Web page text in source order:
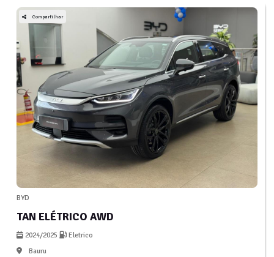
Compartilhar
BYD
TAN ELÉTRICO AWD
2024/2025
Eletrico
Bauru